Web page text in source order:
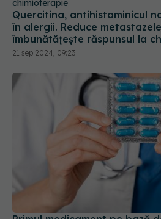
Primul medicament pe bază
monoclonali împotriva
Beijing
30 mar 2026, 18:59